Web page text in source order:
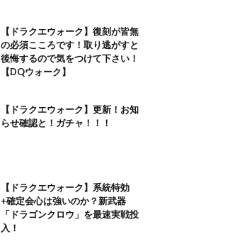
【ドラクエウォーク】復刻が皆無
の必須こころです！取り逃がすと
後悔するので気をつけて下さい！
【DQウォーク】
【ドラクエウォーク】更新！お知
らせ確認と！ガチャ！！！
【ドラクエウォーク】系統特効
+確定会心は強いのか？新武器
「ドラゴンクロウ」を最速実戦投
入！